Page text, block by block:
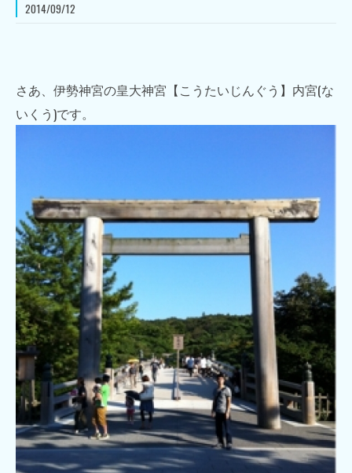
2014/09/12
さあ、伊勢神宮の皇大神宮【こうたいじんぐう】内宮(な
いくう)です。